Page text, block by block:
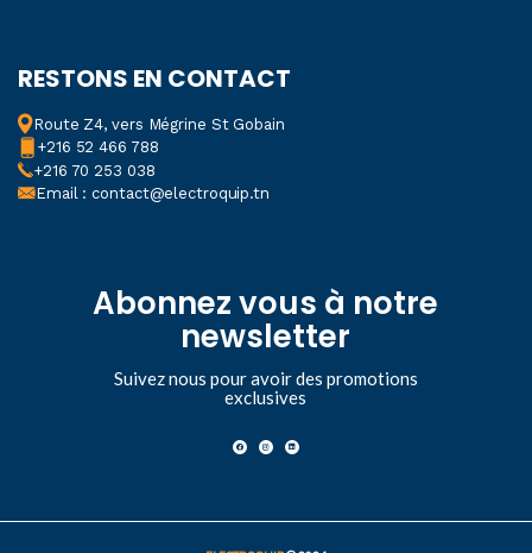
RESTONS EN CONTACT
Route Z4, vers Mégrine St Gobain
+216 52 466 788
+216 70 253 038
Email : contact@electroquip.tn
Abonnez vous à notre
newsletter
Suivez nous pour avoir des promotions
exclusives